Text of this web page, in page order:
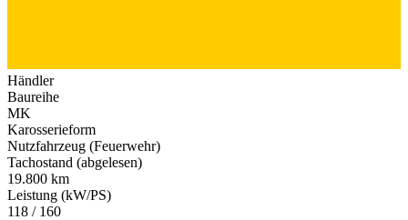
Händler
Baureihe
MK
Karosserieform
Nutzfahrzeug (Feuerwehr)
Tachostand (abgelesen)
19.800 km
Leistung (kW/PS)
118 / 160